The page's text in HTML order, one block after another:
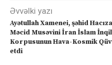
Əvvəlki yazı
Ayətullah Xamenei, şəhid
Məcid Musəvini İran İslam
Korpusunun Hava-Kosmik
etdi